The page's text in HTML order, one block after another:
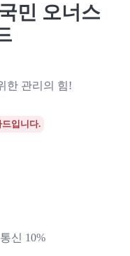
민 오너스
한 관리의 힘!
입니다.
통신 10%